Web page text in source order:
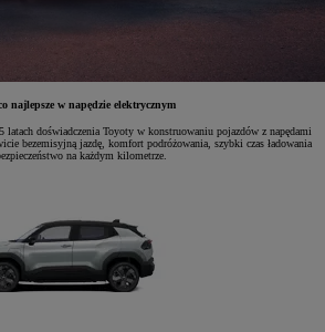
najlepsze w napędzie elektrycznym
latach doświadczenia Toyoty w konstruowaniu pojazdów z napędami
bezemisyjną jazdę, komfort podróżowania, szybki czas ładowania
na każdym kilometrze.